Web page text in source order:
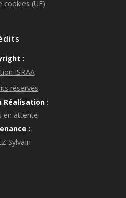
cookies (UE)
:
ISRAA
réservés
Réalisation :
en attente
:
Sylvain